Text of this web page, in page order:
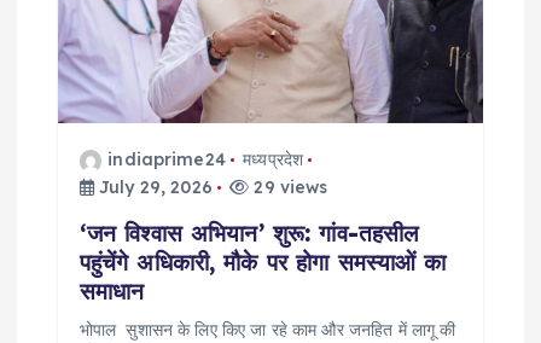
indiaprime24
मध्यप्रदेश
July 29, 2026
29 views
‘जन विश्वास अभियान’ शुरू: गांव-तहसील
पहुंचेंगे अधिकारी, मौके पर होगा समस्याओं का
समाधान
भोपाल सुशासन के लिए किए जा रहे काम और जनहित में लागू की